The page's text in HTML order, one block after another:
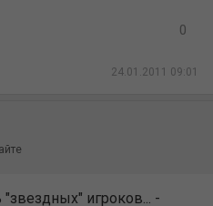
24.01.2011 09:01
0
игроков... -